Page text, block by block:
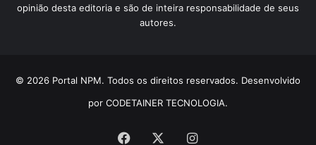
opinião desta editoria e são de inteira responsabilidade de seus
autores.
© 2026 Portal NPM. Todos os direitos reservados. Desenvolvido
por CODETAINER TECNOLOGIA.
Facebook Instagram